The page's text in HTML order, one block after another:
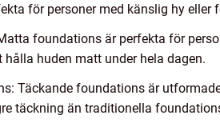
för personer med känslig hy eller
foundations är perfekta för
huden matt under hela dagen.
Täckande foundations är
täckning än traditionella